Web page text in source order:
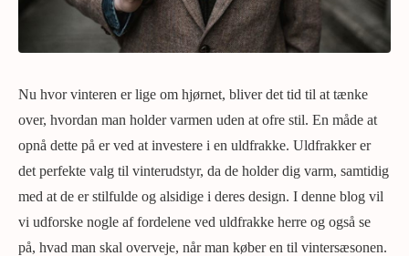
Nu hvor vinteren er lige om hjørnet, bliver det tid til at tænke
over, hvordan man holder varmen uden at ofre stil. En måde at
opnå dette på er ved at investere i en uldfrakke. Uldfrakker er
det perfekte valg til vinterudstyr, da de holder dig varm, samtidig
med at de er stilfulde og alsidige i deres design. I denne blog vil
vi udforske nogle af fordelene ved uldfrakke herre og også se
på, hvad man skal overveje, når man køber en til vintersæsonen.